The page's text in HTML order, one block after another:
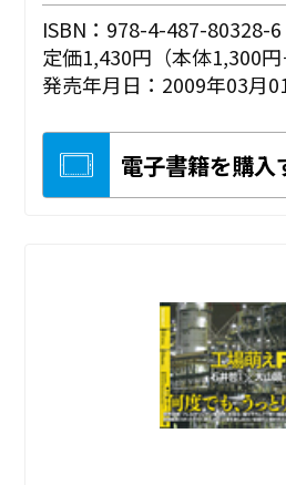
ISBN：978-4-487-80328-6
定価1,430円（本体1,300円
発売年月日：2009年03月
電子書籍を購入